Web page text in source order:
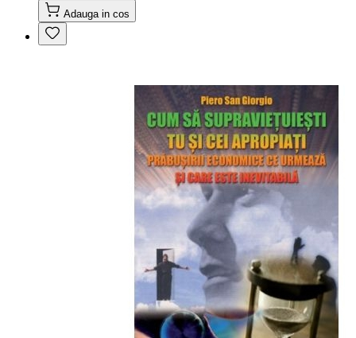
Adauga in cos